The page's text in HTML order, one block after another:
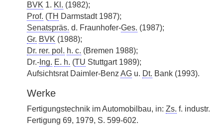
BVK 1. Kl. (1982);
Prof. (TH Darmstadt 1987);
Senatspräs. d. Fraunhofer-Ges. (1987);
Gr. BVK (1988);
Dr. rer. pol. h. c. (Bremen 1988);
Dr.- Ing. E. h. (TU Stuttgart 1989);
Aufsichtsrat Daimler-Benz AG u. Dt. Bank (1993).
Werke
Fertigungstechnik im Automobilbau, in: Zs. f. industr.
Fertigung 69, 1979, S. 599-602.